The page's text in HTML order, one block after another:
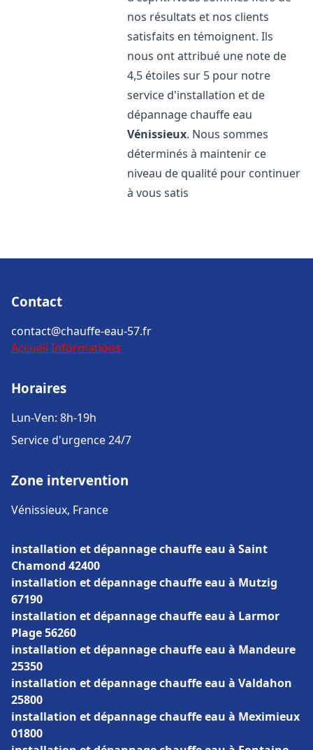
nos résultats et nos clients
satisfaits en témoignent. Ils
nous ont attribué une note de
4,5 étoiles sur 5 pour notre
service d'installation et de
dépannage chauffe eau
Vénissieux. Nous sommes
déterminés à maintenir ce
niveau de qualité pour continuer
à vous satis
Contact
contact@chauffe-eau-57.fr
Accueil Informations
Horaires
Lun-Ven: 8h-19h
Service d'urgence 24/7
Zone intervention
Vénissieux, France
installation et dépannage chauffe eau à Saint
Chamond 42400
installation et dépannage chauffe eau à Mutzig
67190
installation et dépannage chauffe eau à Larmor
Plage 56260
installation et dépannage chauffe eau à Mandeure
25350
installation et dépannage chauffe eau à Valdahon
25800
installation et dépannage chauffe eau à Meximieux
01800